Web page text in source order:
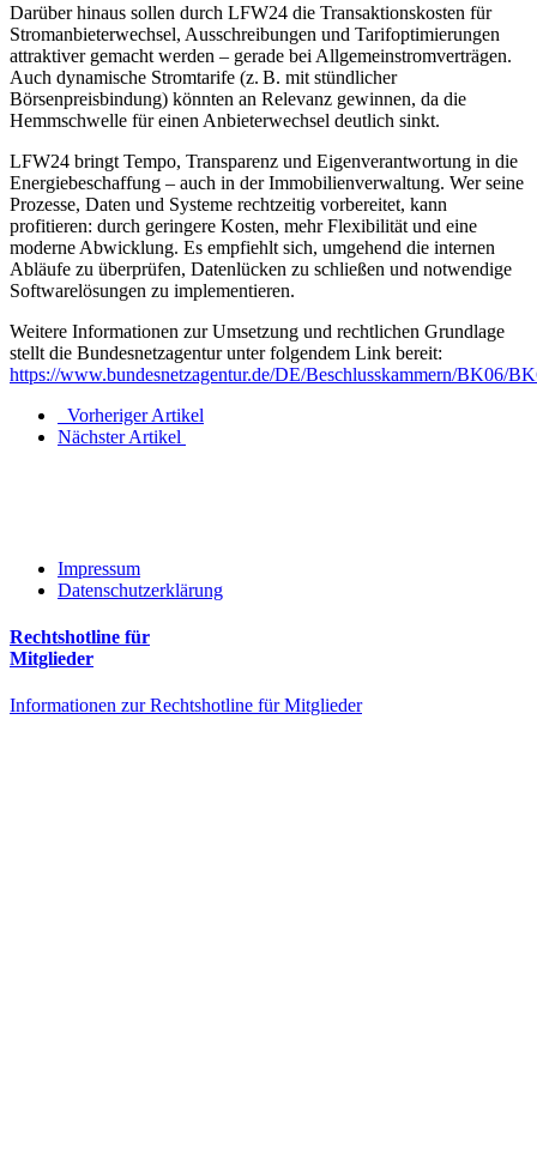
Darüber hinaus sollen durch LFW24 die Transaktionskosten für
Stromanbieterwechsel, Ausschreibungen und Tarifoptimierungen
attraktiver gemacht werden – gerade bei Allgemeinstromverträgen.
Auch dynamische Stromtarife (z. B. mit stündlicher
Börsenpreisbindung) könnten an Relevanz gewinnen, da die
Hemmschwelle für einen Anbieterwechsel deutlich sinkt.
LFW24 bringt Tempo, Transparenz und Eigenverantwortung in die
Energiebeschaffung – auch in der Immobilienverwaltung. Wer seine
Prozesse, Daten und Systeme rechtzeitig vorbereitet, kann
profitieren: durch geringere Kosten, mehr Flexibilität und eine
moderne Abwicklung. Es empfiehlt sich, umgehend die internen
Abläufe zu überprüfen, Datenlücken zu schließen und notwendige
Softwarelösungen zu implementieren.
Weitere Informationen zur Umsetzung und rechtlichen Grundlage
stellt die Bundesnetzagentur unter folgendem Link bereit:
https://www.bundesnetzagentur.de/DE/Beschlusskammern/BK06/
Vorheriger Artikel
Nächster Artikel
Impressum
Datenschutzerklärung
Rechtshotline für
Mitglieder
Informationen zur Rechtshotline für Mitglieder